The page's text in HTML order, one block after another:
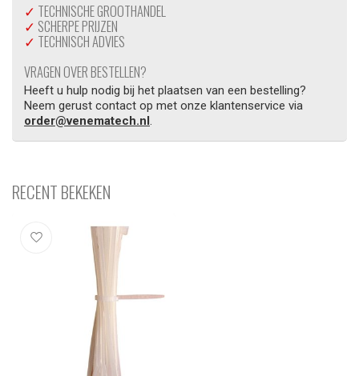
✓ TECHNISCHE GROOTHANDEL
✓ SCHERPE PRIJZEN
✓ TECHNISCH ADVIES
VRAGEN OVER BESTELLEN?
Heeft u hulp nodig bij het plaatsen van een bestelling?
Neem gerust contact op met onze klantenservice via
order@venematech.nl.
RECENT BEKEKEN